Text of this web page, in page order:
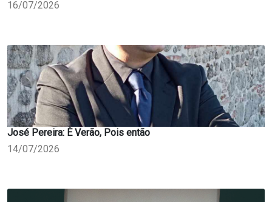
16/07/2026
José Pereira: È Verão, Pois então
14/07/2026